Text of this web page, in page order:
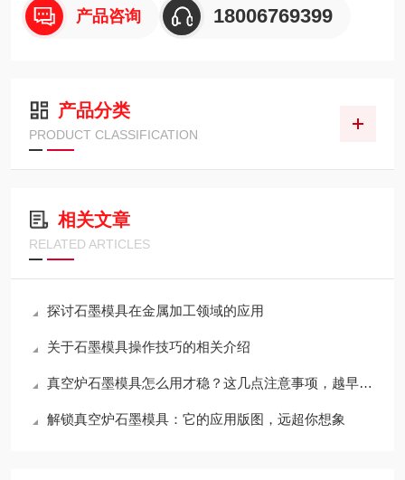
产品咨询 18006769399
产品分类
PRODUCT CLASSIFICATION
相关文章
RELATED ARTICLES
探讨石墨模具在金属加工领域的应用
关于石墨模具操作技巧的相关介绍
真空炉石墨模具怎么用才稳？这几点注意事项，越早知道越省心
解锁真空炉石墨模具：它的应用版图，远超你想象